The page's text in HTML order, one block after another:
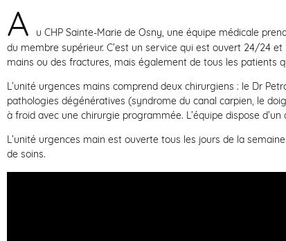
A
u CHP Sainte-Marie de Osny, une équipe médicale
du membre supérieur. C’est un service qui est ouvert 24/24
mains ou des fractures, mais également de tous les patients
L’unité urgences mains comprend deux chirurgiens : le Dr
pathologies dégénératives (syndrome du canal carpien, le
à froid avec une chirurgie programmée. L’équipe dispose
L’unité urgences main est ouverte tous les jours de la
de soins.